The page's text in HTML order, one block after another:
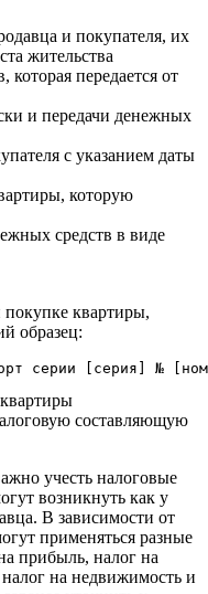
и покупателя, их
жительства
передается от
и передачи денежных
с указанием даты
которую
средств в виде
квартиры,
образец:
серии [серия] №
составляющую
учесть налоговые
возникнуть как у
В зависимости от
применяться разные
прибыль, налог на
на недвижимость и